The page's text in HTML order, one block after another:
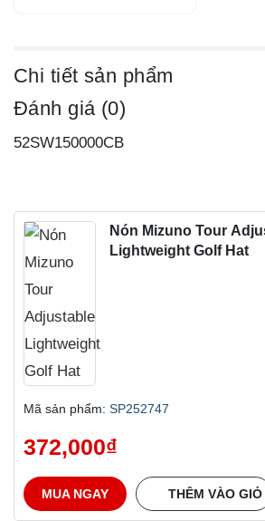
Chi tiết sản phẩm
Đánh giá (0)
52SW150000CB
Nón Mizuno Tour
Lightweight Golf Hat
Mã sản phẩm: SP252747
372,000₫
MUA NGAY THÊM VÀO GIỎ